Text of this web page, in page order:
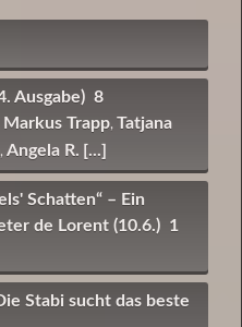
Ausgabe) 8
Markus Trapp, Tatjana
, Angela R. [...]
Schatten“ – Ein
de Lorent (10.6.) 1
Stabi sucht das beste